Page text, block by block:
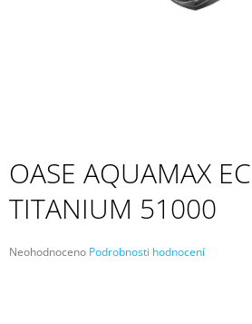
OASE AQUAMAX
TITANIUM 51000
Průměrné
Neohodnoceno Podrobnosti hodnocení
HLEDAT